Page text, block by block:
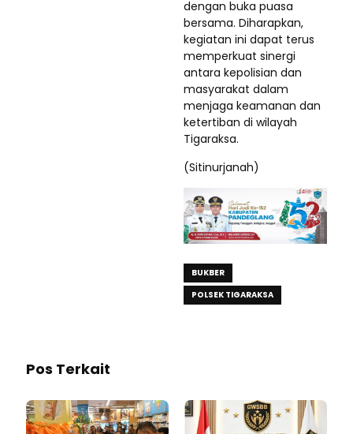
dengan buka puasa
bersama. Diharapkan,
kegiatan ini dapat terus
memperkuat sinergi
antara kepolisian dan
masyarakat dalam
menjaga keamanan dan
ketertiban di wilayah
Tigaraksa.
(Sitinurjanah)
BUKBER
POLSEK TIGARAKSA
Pos Terkait